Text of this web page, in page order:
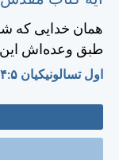
همان خدايی كه
طبق وعده‌اش اين
اول تسالونيکیان ۵:‏۲۴